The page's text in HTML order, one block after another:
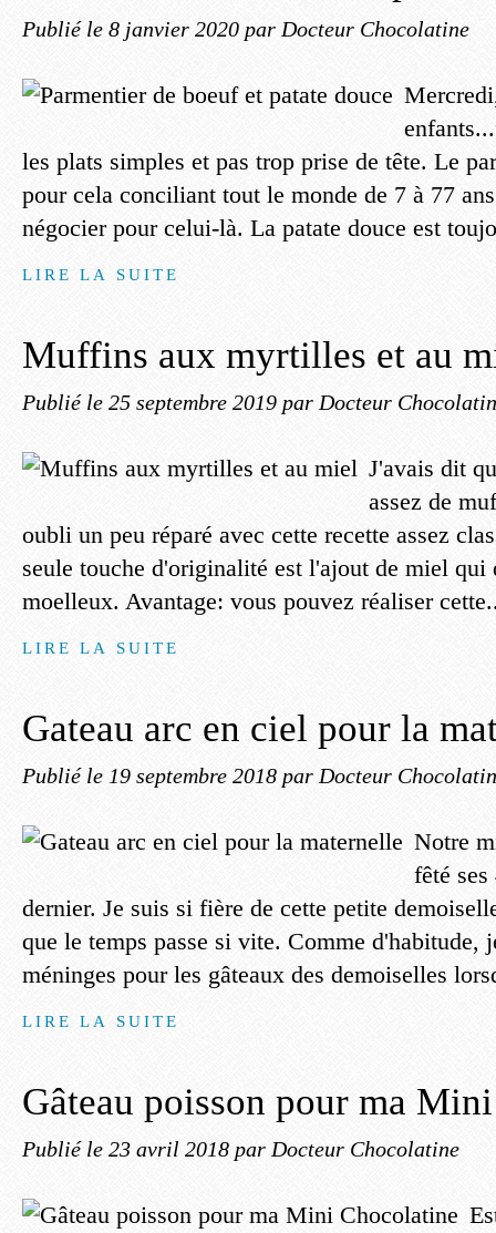
Publié le 8 janvier 2020 par Docteur Chocolatine
les plats simples et pas trop prise de tête. Le
pour cela conciliant tout le monde de 7 à 77
négocier pour celui-là. La patate douce est
LIRE LA SUITE
Muffins aux myrtilles et au
Publié le 25 septembre 2019 par Docteur
J'avais dit
assez de
oubli un peu réparé avec cette recette assez
seule touche d'originalité est l'ajout de miel qui
moelleux. Avantage: vous pouvez réaliser
LIRE LA SUITE
Gateau arc en ciel pour la
Publié le 19 septembre 2018 par Docteur
Notre
fêté
dernier. Je suis si fière de cette petite
que le temps passe si vite. Comme d'habitude,
méninges pour les gâteaux des demoiselles
LIRE LA SUITE
Gâteau poisson pour ma
Publié le 23 avril 2018 par Docteur Chocolatine